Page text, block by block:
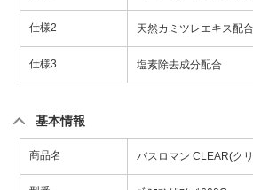
仕様2 天然カミツレエキス配
仕様3 塩素除去成分配合
基本情報
商品名 バスロマン CLEAR(ク